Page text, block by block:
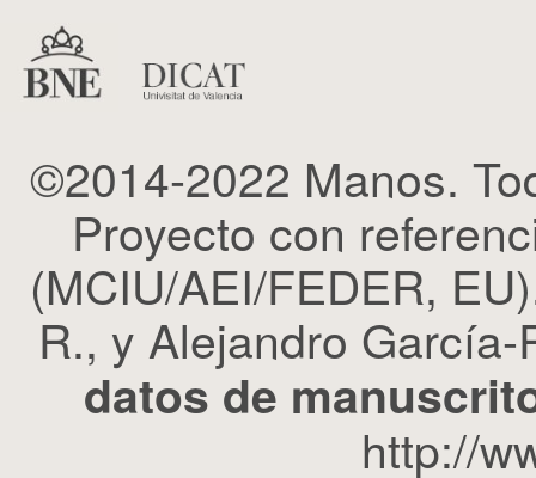
©2014-2022 Manos.
Proyecto con
(MCIU/AEI/FEDER,
R., y Alejandro
datos de
http://